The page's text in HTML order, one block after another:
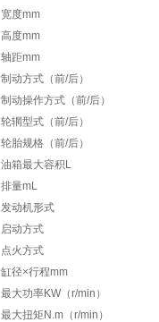
宽度mm
高度mm
轴距mm
制动方式（前/后）
制动操作方式（前/后）
轮辋型式（前/后）
轮胎规格（前/后）
油箱最大容积L
排量mL
发动机形式
启动方式
点火方式
缸径×行程mm
最大功率KW（r/min）
最大扭矩N.m（r/min）